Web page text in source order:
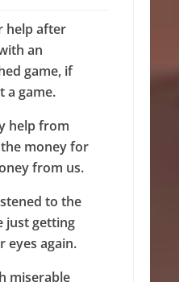
help after
an
game, if
a game.
help from
money for
from us.
to the
just getting
eyes again.
miserable